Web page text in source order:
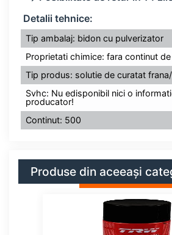
Detalii tehnice:
Tip ambalaj: bidon cu pulverizator
Proprietati chimice: fara continut
Tip produs: solutie de curatat
Svhc: Nu edisponibil nici o
producator!
Continut: 500
Produse din aceeași